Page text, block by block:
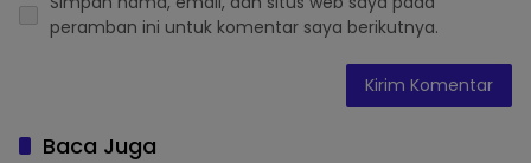
peramban ini untuk komentar saya berikutnya.
Baca Juga